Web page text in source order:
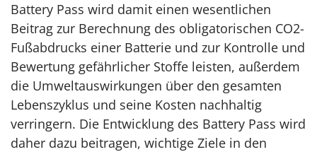
Battery Pass wird damit einen wesentlichen
Beitrag zur Berechnung des obligatorischen CO2-
Fußabdrucks einer Batterie und zur Kontrolle und
Bewertung gefährlicher Stoffe leisten, außerdem
die Umweltauswirkungen über den gesamten
Lebenszyklus und seine Kosten nachhaltig
verringern. Die Entwicklung des Battery Pass wird
daher dazu beitragen, wichtige Ziele in den